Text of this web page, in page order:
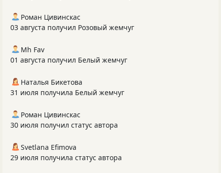
Роман Цивинскас
03 августа получил Розовый жемчуг
Mh Fav
01 августа получил Белый жемчуг
Наталья Бикетова
31 июля получила Белый жемчуг
Роман Цивинскас
30 июля получил статус автора
Svetlana Efimova
29 июля получила статус автора